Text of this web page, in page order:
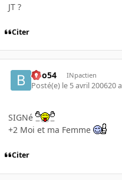
JT ?
Citer
Boo54 INpactien
Posté(e) le 5 avril 200620 a
SIGNé
+2 Moi et ma Femme
Citer